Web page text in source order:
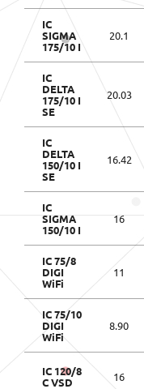
IC
SIGMA
175/10 I
20.1
IC
DELTA
175/10 I
SE
20.03
IC
DELTA
150/10 I
SE
16.42
IC
SIGMA
150/10 I
16
IC 75/8
DIGI
WiFi
11
IC 75/10
DIGI
WiFi
8.90
IC 120/8
C VSD
16